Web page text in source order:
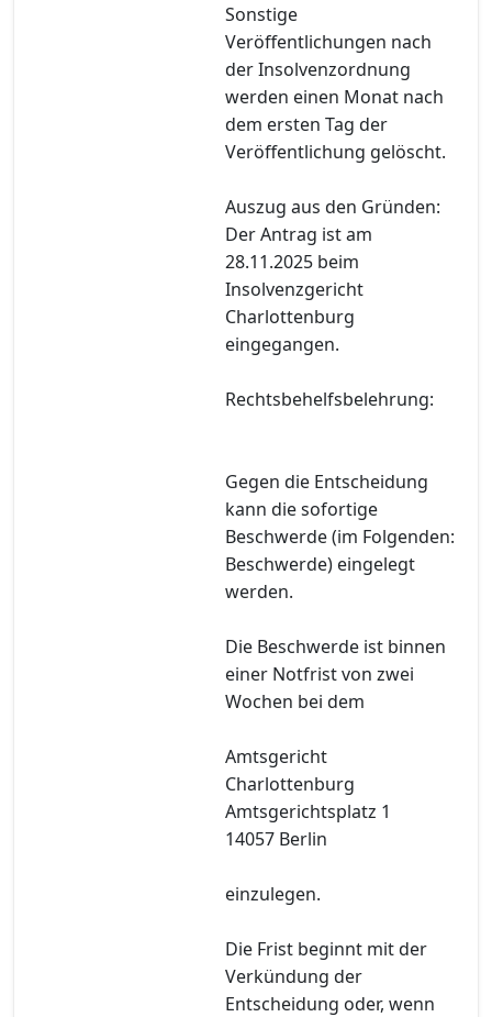
Sonstige
Veröffentlichungen nach
der Insolvenzordnung
werden einen Monat nach
dem ersten Tag der
Veröffentlichung gelöscht.
Auszug aus den Gründen:
Der Antrag ist am
28.11.2025 beim
Insolvenzgericht
Charlottenburg
eingegangen.
Rechtsbehelfsbelehrung:
Gegen die Entscheidung
kann die sofortige
Beschwerde (im Folgenden:
Beschwerde) eingelegt
werden.
Die Beschwerde ist binnen
einer Notfrist von zwei
Wochen bei dem
Amtsgericht
Charlottenburg
Amtsgerichtsplatz 1
14057 Berlin
einzulegen.
Die Frist beginnt mit der
Verkündung der
Entscheidung oder, wenn